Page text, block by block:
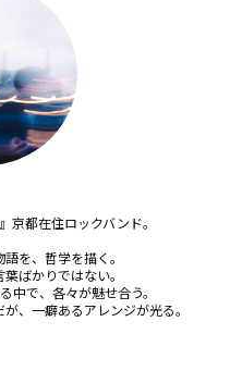
京都在住ロックバンド。
を、哲学を描く。
ばかりではない。
中で、各々が魅せ合う。
、一癖あるアレンジが光る。